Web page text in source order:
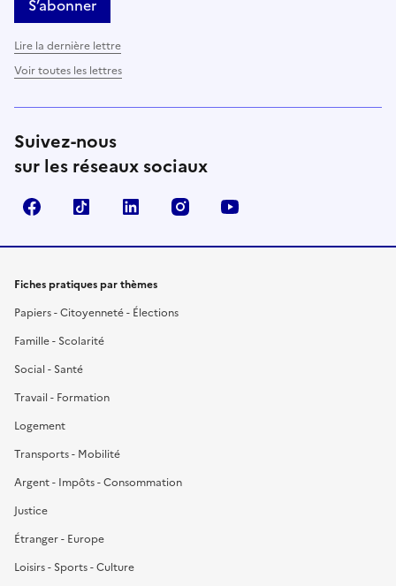
S’abonner
Lire la dernière lettre
Voir toutes les lettres
Suivez-nous
sur les réseaux sociaux
FacebookTikTok LinkedIn Instagram
Fiches pratiques par thèmes
Papiers - Citoyenneté - Élections
Famille - Scolarité
Social - Santé
Travail - Formation
Logement
Transports - Mobilité
Argent - Impôts - Consommation
Justice
Étranger - Europe
Loisirs - Sports - Culture